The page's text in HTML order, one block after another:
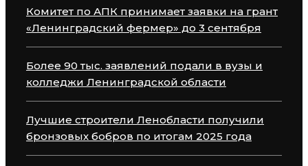
Комитет по АПК принимает заявки на грант
«Ленинградский фермер» до 3 сентября
Более 90 тыс. заявлений подали в вузы и
колледжи Ленинградской области
Лучшие строители Ленобласти получили
бронзовых бобров по итогам 2025 года